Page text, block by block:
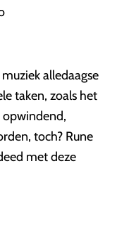
alledaagse
taken, zoals het
opwindend,
toch? Rune
met deze